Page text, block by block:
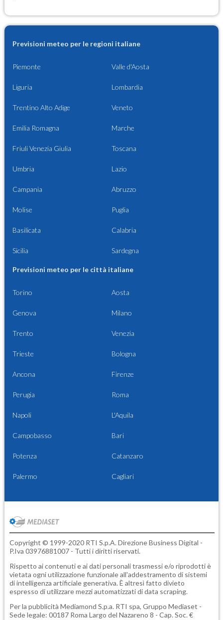
Previsioni meteo per le regioni italiane
Piemonte Valle d'Aosta
Liguria Lombardia
Trentino Alto Adige Veneto
Emilia Romagna Marche
Friuli Venezia Giulia Toscana
Umbria Lazio
Campania Abruzzo
Molise Puglia
Basilicata Calabria
Sicilia Sardegna
Previsioni meteo per le città italiane
Torino Aosta
Genova Milano
Trento Venezia
Trieste Bologna
Ancona Firenze
Perugia Roma
Napoli L'Aquila
Campobasso Bari
Potenza Catanzaro
Palermo Cagliari
Copyright © 1999-2020 RTI S.p.A. Direzione Business Digital -
P.Iva 03976881007 - Tutti i diritti riservati.
Rispetto ai contenuti e ai dati personali trasmessi e/o riprodotti è
vietata ogni utilizzazione funzionale all'addestramento di sistemi
di intelligenza artificiale generativa. È altresì fatto divieto
espresso di utilizzare mezzi automatizzati di data scraping.
Per la pubblicità Mediamond S.p.a. RTI spa, Gruppo Mediaset -
Sede legale: 00187 Roma Largo del Nazareno 8 - Cap. Soc. €